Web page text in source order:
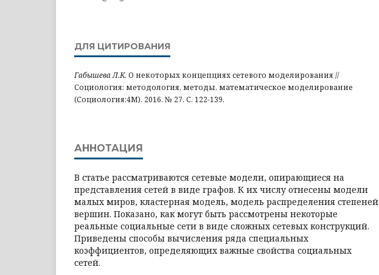
ДЛЯ ЦИТИРОВАНИЯ
Габышева Л.К. О некоторых концепциях сетевого моделирования //
Социология: методология, методы, математическое моделирование
(Социология:4М). 2016. № 27. С. 122-139.
АННОТАЦИЯ
В статье рассматриваются сетевые модели, опирающиеся на
представ­ления сетей в виде графов. К их числу отнесены модели
малых миров, кластерная модель, модель распределения степеней
вершин. Показано, как могут быть рассмотрены некоторые
реальные социальные сети в виде сложных сетевых конструкций.
Приведены способы вычисления ряда специальных
коэффициентов, определяющих важные свойства социальных
сетей.